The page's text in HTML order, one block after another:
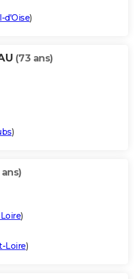
d'Oise)
(73 ans)
)
)
Loire)